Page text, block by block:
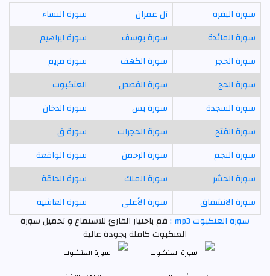
سورة البقرة آل عمران
سورة النساء
سورة المائدة
سورة يوسف
سورة ابراهيم
سورة الحجر
سورة الكهف
سورة مريم
سورة الحج
سورة القصص
العنكبوت
سورة السجدة
سورة يس
سورة الدخان
سورة الفتح
سورة الحجرات
سورة ق
سورة النجم
سورة الرحمن
سورة الواقعة
سورة الحشر
سورة الملك
سورة الحاقة
سورة الانشقاق
سورة الأعلى
سورة الغاشية
سورة العنكبوت mp3 :
قم باختيار القارئ للاستماع و تحميل سورة
العنكبوت كاملة بجودة عالية